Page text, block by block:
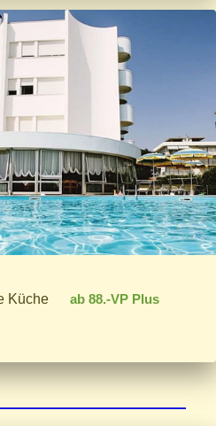
Küche ab 88.-VP Plus